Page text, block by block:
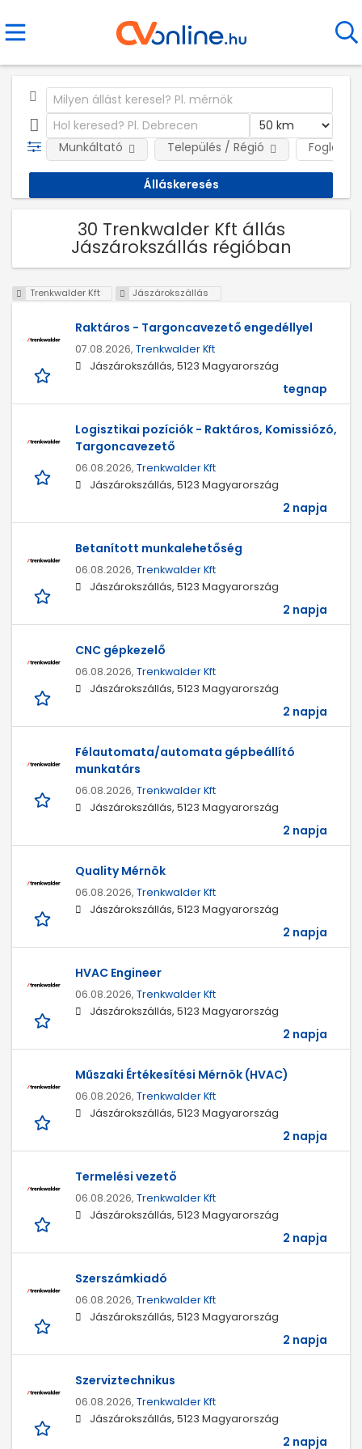
Munkáltató Település / Régió
30 Trenkwalder Kft állás
Jászárokszállás régióban
Trenkwalder Kft Jászárokszállás
Raktáros - Targoncavezető engedéllyel
07.08.2026, Trenkwalder Kft
Jászárokszállás, 5123 Magyarország
tegnap
Logisztikai pozíciók - Raktáros, Komissiózó,
Targoncavezető
06.08.2026, Trenkwalder Kft
Jászárokszállás, 5123 Magyarország
2 napja
Betanított munkalehetőség
06.08.2026, Trenkwalder Kft
Jászárokszállás, 5123 Magyarország
2 napja
CNC gépkezelő
06.08.2026, Trenkwalder Kft
Jászárokszállás, 5123 Magyarország
2 napja
Félautomata/automata gépbeállító
munkatárs
06.08.2026, Trenkwalder Kft
Jászárokszállás, 5123 Magyarország
2 napja
Quality Mérnök
06.08.2026, Trenkwalder Kft
Jászárokszállás, 5123 Magyarország
2 napja
HVAC Engineer
06.08.2026, Trenkwalder Kft
Jászárokszállás, 5123 Magyarország
2 napja
Műszaki Értékesítési Mérnök (HVAC)
06.08.2026, Trenkwalder Kft
Jászárokszállás, 5123 Magyarország
2 napja
Termelési vezető
06.08.2026, Trenkwalder Kft
Jászárokszállás, 5123 Magyarország
2 napja
Szerszámkiadó
06.08.2026, Trenkwalder Kft
Jászárokszállás, 5123 Magyarország
2 napja
Szerviztechnikus
06.08.2026, Trenkwalder Kft
Jászárokszállás, 5123 Magyarország
2 napja